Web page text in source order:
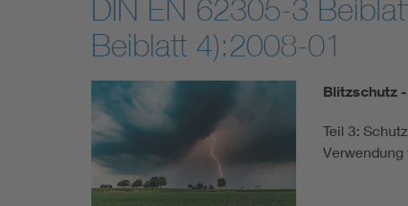
VDE Fokusthemen
Digital Security
Health
DIN EN 62305-3
Beiblatt 4):2008-01
Blitzschutz -
Teil 3: